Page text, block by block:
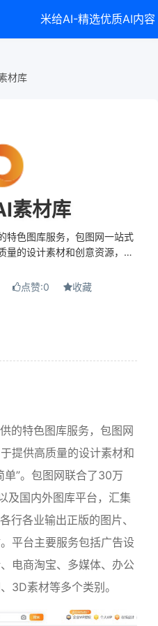
米给AI-精选优质AI内容
材库
素材库
特色图库服务，包图网一站式
量的设计素材和创意资源，旨
台，汇集了1.5亿...
点赞:0 收藏
的特色图库服务，包图网
提供高质量的设计素材和
单”。包图网联合了30万
及国内外图库平台，汇集
行各业输出正版的图片、
平台主要服务包括广告设
电商淘宝、多媒体、办公
3D素材等多个类别。